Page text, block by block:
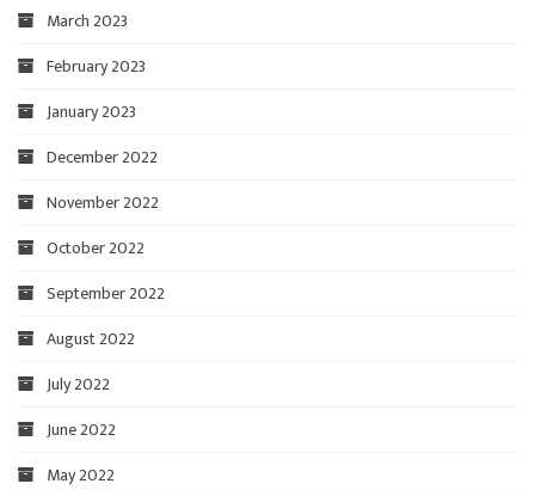
March 2023
February 2023
January 2023
December 2022
November 2022
October 2022
September 2022
August 2022
July 2022
June 2022
May 2022